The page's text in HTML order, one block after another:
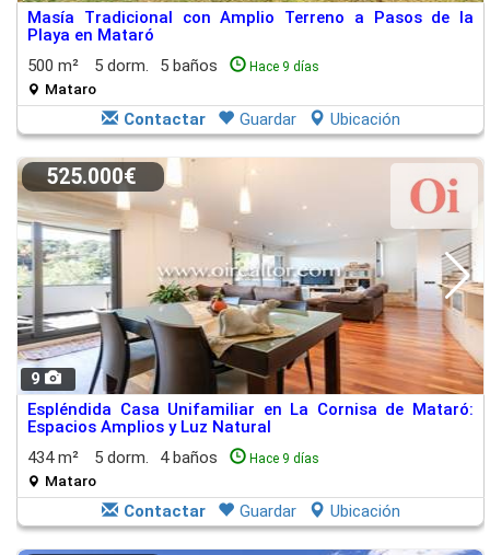
Masía Tradicional con Amplio Terreno a Pasos de la
Playa en Mataró
500 m²
5 dorm. 5 baños Hace 9 días
Mataro
Contactar Guardar Ubicación
9
525.000€
Espléndida Casa Unifamiliar en La Cornisa de Mataró:
Espacios Amplios y Luz Natural
434 m²
5 dorm. 4 baños Hace 9 días
Mataro
Contactar Guardar Ubicación